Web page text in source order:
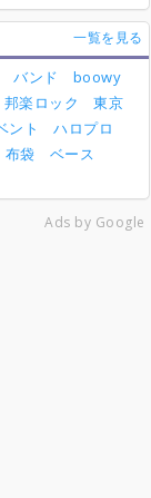
一覧を見る
バンド
boowy
邦楽ロック
東京
ント
ハロプロ
布袋
ベース
Ads by Google